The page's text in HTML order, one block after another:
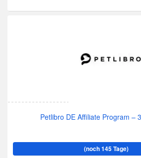
Petlibro DE Affiliate Program –
(noch 145 Tage)